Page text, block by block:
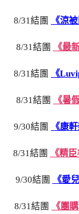
8/31結團
《涼
8/31結團
《最
8/31結團
《
8/31結團
《暑
9/30結團
《康
8/31結團
《精
9/30結團
《愛
8/31結團
《團